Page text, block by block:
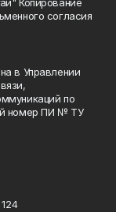
согласия
в Управлении
по
номер ПИ № ТУ